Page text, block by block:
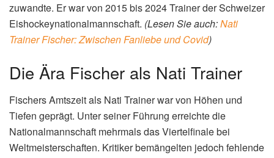
zuwandte. Er war von 2015 bis 2024 Trainer der Schweizer
Eishockeynationalmannschaft. (Lesen Sie auch:Nati
Trainer Fischer: Zwischen Fanliebe und Covid)
Die Ära Fischer als Nati Trainer
Fischers Amtszeit als Nati Trainer war von Höhen und
Tiefen geprägt. Unter seiner Führung erreichte die
Nationalmannschaft mehrmals das Viertelfinale bei
Weltmeisterschaften. Kritiker bemängelten jedoch fehlende